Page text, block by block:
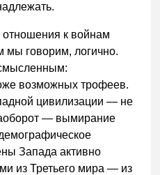
к войнам
мы говорим, логично.
возможных трофеев.
цивилизации — не
— вымирание
Запада активно
из Третьего мира — из